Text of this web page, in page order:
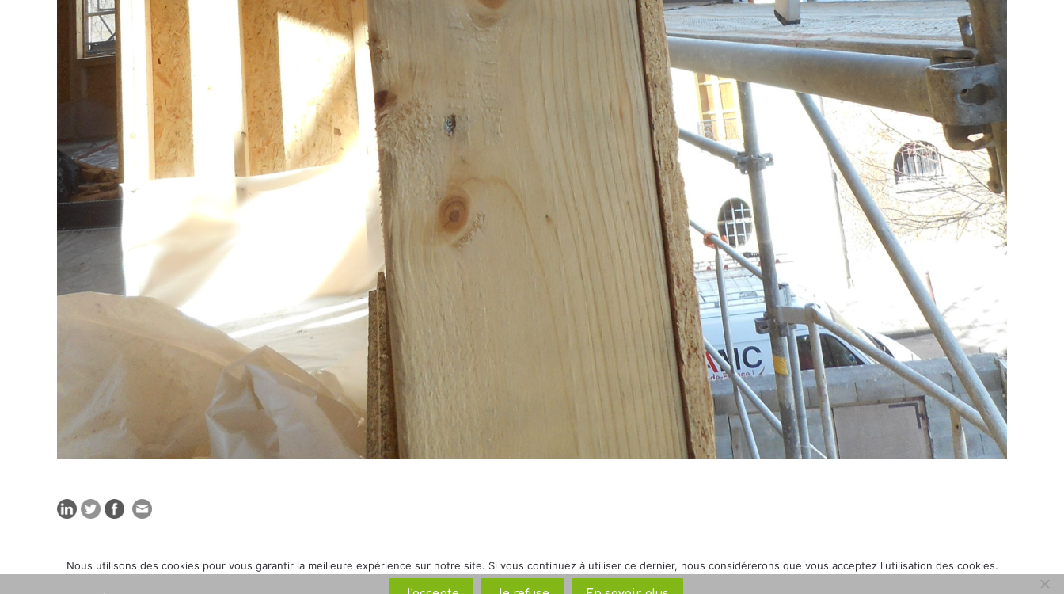
Nous utilisons des cookies pour vous garantir la meilleure expérience sur notre site. Si vous continuez à utiliser ce dernier, nous considérerons que vous acceptez l'utilisation des cookies.